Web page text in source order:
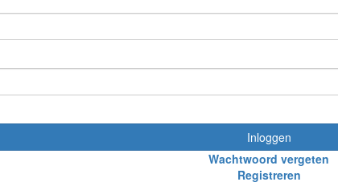
Inloggen
Wachtwoord vergeten
Registreren